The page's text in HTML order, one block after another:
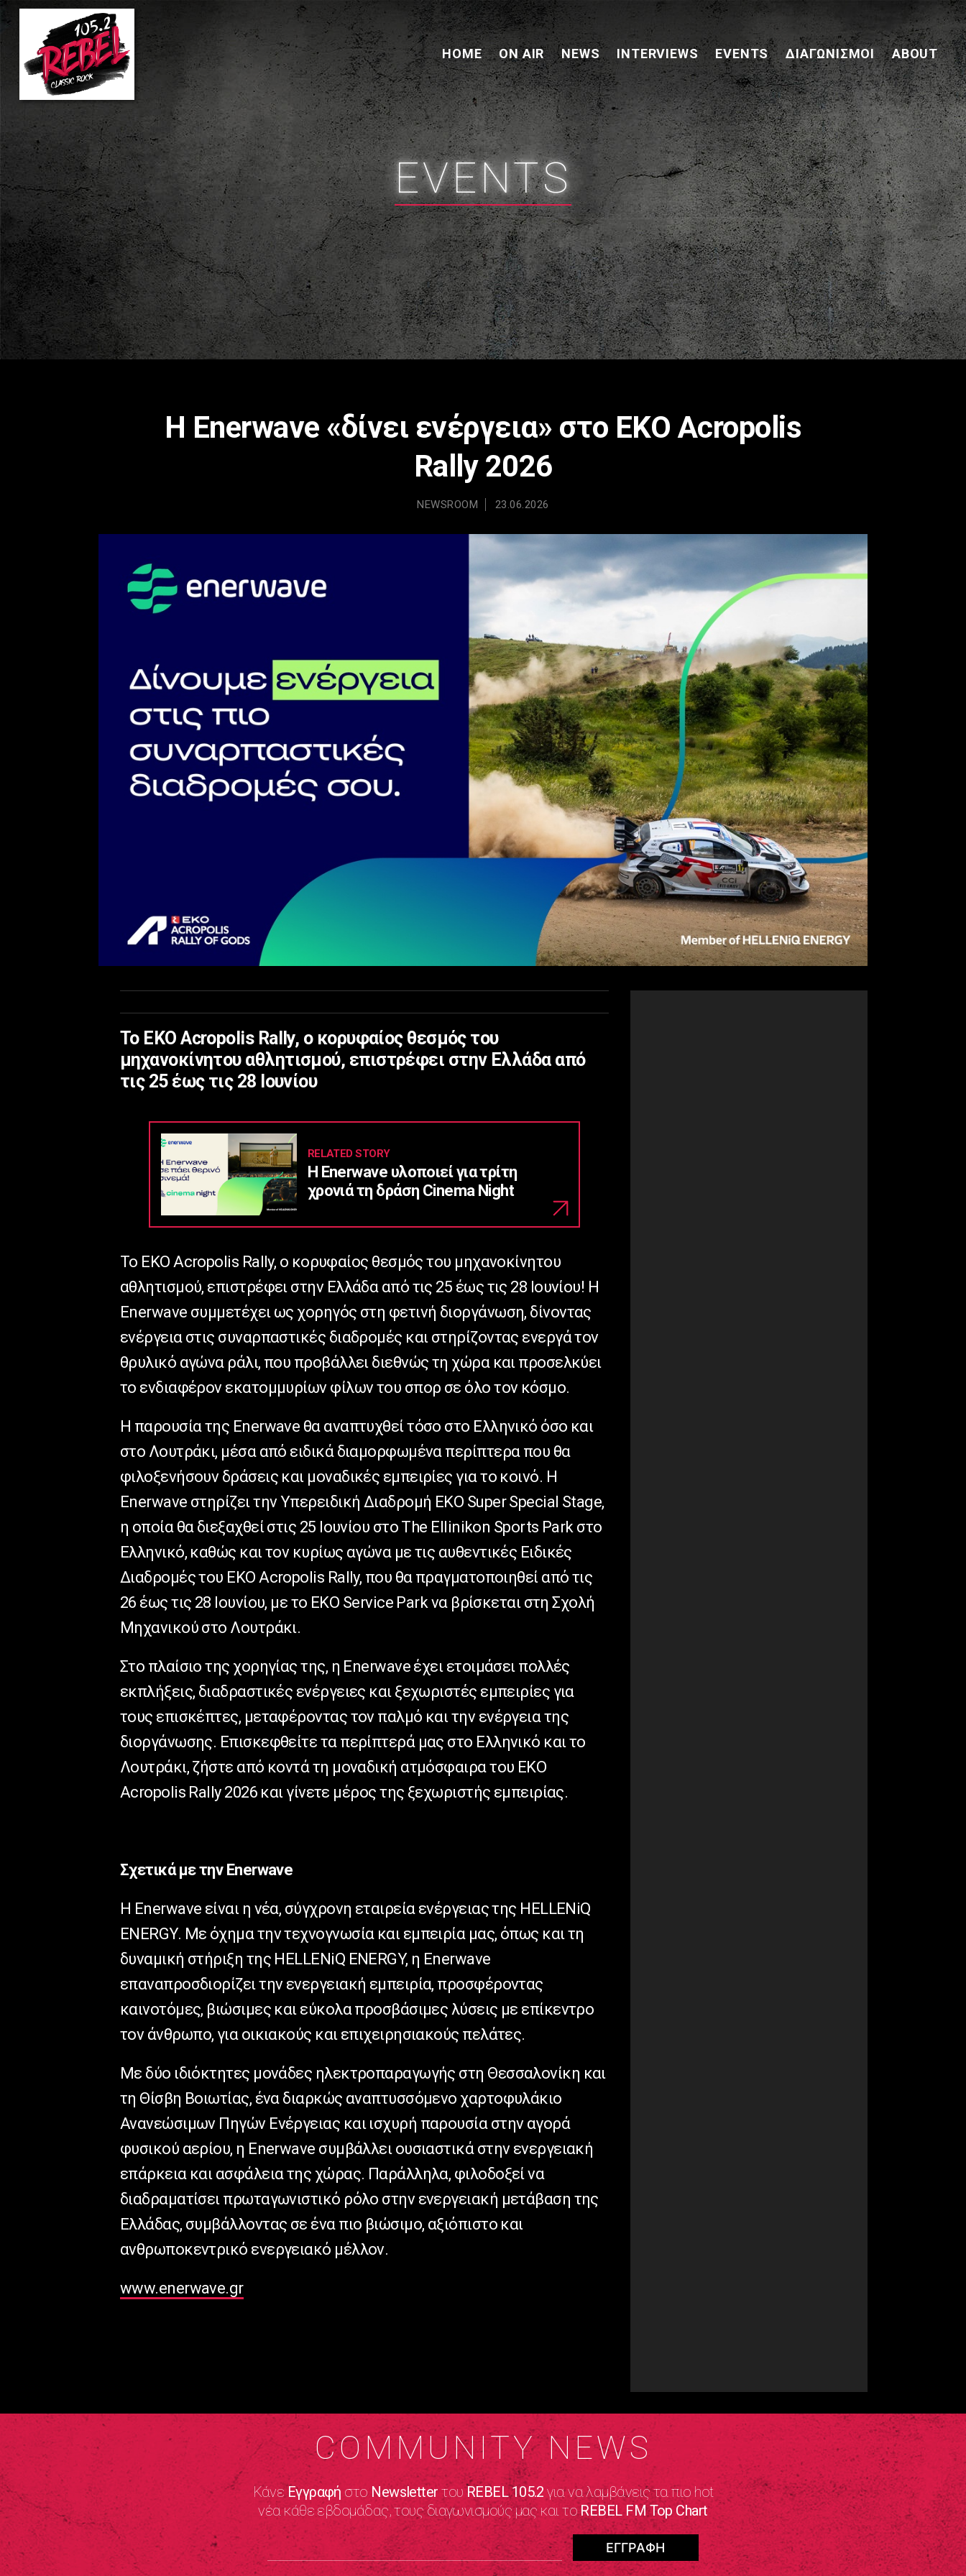
HOME ON AIR NEWS INTERVIEWS EVENTS ΔΙΑΓΩΝΙΣΜΟΊ ABOUT
EVENTS
Η Enerwave «δίνει ενέργεια» στο EKO Acropolis
Rally 2026
NEWSROOM 23.06.2026
Το ΕΚΟ Acropolis Rally, ο κορυφαίος θεσμός του
μηχανοκίνητου αθλητισμού, επιστρέφει στην Ελλάδα από
τις 25 έως τις 28 Ιουνίου
RELATED STORY
Η Enerwave υλοποιεί για τρίτη
χρονιά τη δράση Cinema Night
Το ΕΚΟ Acropolis Rally, ο κορυφαίος θεσμός του μηχανοκίνητου
αθλητισμού, επιστρέφει στην Ελλάδα από τις 25 έως τις 28 Ιουνίου! Η
Enerwave συμμετέχει ως χορηγός στη φετινή διοργάνωση, δίνοντας
ενέργεια στις συναρπαστικές διαδρομές και στηρίζοντας ενεργά τον
θρυλικό αγώνα ράλι, που προβάλλει διεθνώς τη χώρα και προσελκύει
το ενδιαφέρον εκατομμυρίων φίλων του σπορ σε όλο τον κόσμο.
Η παρουσία της Enerwave θα αναπτυχθεί τόσο στο Ελληνικό όσο και
στο Λουτράκι, μέσα από ειδικά διαμορφωμένα περίπτερα που θα
φιλοξενήσουν δράσεις και μοναδικές εμπειρίες για το κοινό. Η
Enerwave στηρίζει την Υπερειδική Διαδρομή EKO Super Special Stage,
η οποία θα διεξαχθεί στις 25 Ιουνίου στο The Ellinikon Sports Park στο
Ελληνικό, καθώς και τον κυρίως αγώνα με τις αυθεντικές Ειδικές
Διαδρομές του ΕΚΟ Acropolis Rally, που θα πραγματοποιηθεί από τις
26 έως τις 28 Ιουνίου, με το ΕΚΟ Service Park να βρίσκεται στη Σχολή
Μηχανικού στο Λουτράκι.
Στο πλαίσιο της χορηγίας της, η Enerwave έχει ετοιμάσει πολλές
εκπλήξεις, διαδραστικές ενέργειες και ξεχωριστές εμπειρίες για
τους επισκέπτες, μεταφέροντας τον παλμό και την ενέργεια της
διοργάνωσης. Επισκεφθείτε τα περίπτερά μας στο Ελληνικό και το
Λουτράκι, ζήστε από κοντά τη μοναδική ατμόσφαιρα του ΕΚΟ
Acropolis Rally 2026 και γίνετε μέρος της ξεχωριστής εμπειρίας.
Σχετικά με την Enerwave
Η Enerwave είναι η νέα, σύγχρονη εταιρεία ενέργειας της HELLENiQ
ENERGY. Με όχημα την τεχνογνωσία και εμπειρία μας, όπως και τη
δυναμική στήριξη της HELLENiQ ENERGY, η Enerwave
επαναπροσδιορίζει την ενεργειακή εμπειρία, προσφέροντας
καινοτόμες, βιώσιμες και εύκολα προσβάσιμες λύσεις με επίκεντρο
τον άνθρωπο, για οικιακούς και επιχειρησιακούς πελάτες.
Με δύο ιδιόκτητες μονάδες ηλεκτροπαραγωγής στη Θεσσαλονίκη και
τη Θίσβη Βοιωτίας, ένα διαρκώς αναπτυσσόμενο χαρτοφυλάκιο
Ανανεώσιμων Πηγών Ενέργειας και ισχυρή παρουσία στην αγορά
φυσικού αερίου, η Enerwave συμβάλλει ουσιαστικά στην ενεργειακή
επάρκεια και ασφάλεια της χώρας. Παράλληλα, φιλοδοξεί να
διαδραματίσει πρωταγωνιστικό ρόλο στην ενεργειακή μετάβαση της
Ελλάδας, συμβάλλοντας σε ένα πιο βιώσιμο, αξιόπιστο και
ανθρωποκεντρικό ενεργειακό μέλλον.
www.enerwave.gr
COMMUNITY NEWS
ΚάνεΕγγραφή στο Newsletter τουREBEL 105.2 για να λαμβάνεις τα πιο hot
νέα κάθε εβδομάδας, τους διαγωνισμούς μας και τοREBEL FM Top Chart